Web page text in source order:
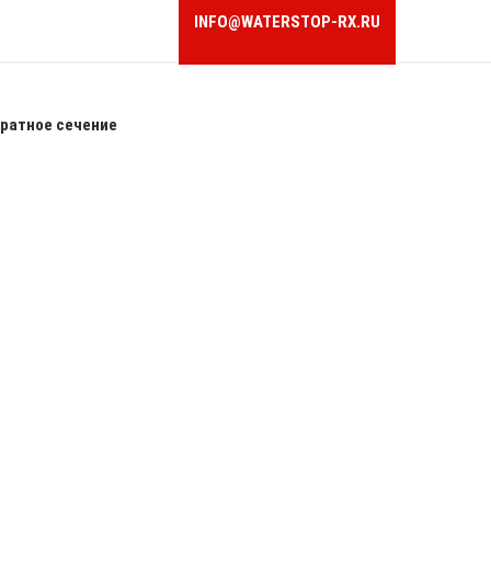
INFO@WATERSTOP-RX.RU
сечение